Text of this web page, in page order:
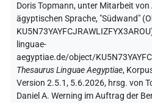
Doris Topmann, unter Mitarbeit von
ägyptischen Sprache, "Südwand" (
KU5N73YAYFCJRAWLIZFYX3AROU
linguae-
aegyptiae.de/object/
Thesaurus Linguae Aegyptiae,
Version 2.5.1, 5.6.2026, hrsg. von
Daniel A. Werning im Auftrag der